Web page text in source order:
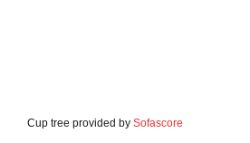
Cup tree provided by Sofascore